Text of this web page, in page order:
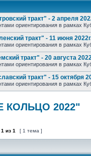
тракт" - 2 апреля
ориентирования в рамках
тракт" - 11 июня
ориентирования в рамках
тракт" - 20 августа
ориентирования в рамках
тракт" - 15 октября
ориентирования в рамках
КОЛЬЦО 2022"
1 из 1 [ 1 тема ]